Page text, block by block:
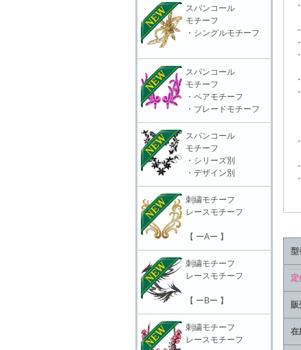
型
定
販
在
スパンコール
モチーフ
・シングルモチーフ
スパンコール
モチーフ
・ペアモチーフ
・ブレードモチーフ
スパンコール
モチーフ
・シリーズ別
・デザイン別
刺繍モチーフ
レースモチーフ
【 ーAー 】
刺繍モチーフ
レースモチーフ
【 ーBー 】
刺繍モチーフ
レースモチーフ